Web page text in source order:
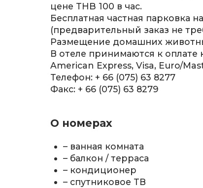
цене THB 100 в час.
Бесплатная частная парковка
(предварительный заказ не
Размещение домашних
В отеле принимаются к оплате
American Express, Visa, Euro/
Телефон: + 66 (075) 63 8277
Факс: + 66 (075) 63 8279
О номерах
– ванная комната
– балкон / терраса
– кондиционер
– спутниковое ТВ